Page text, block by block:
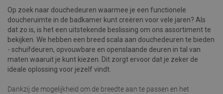
Op zoek naar douchedeuren waarmee je een functionele
doucheruimte in de badkamer kunt creëren voor vele jaren? Als
dat zo is, is het een uitstekende beslissing om ons assortiment te
bekijken. We hebben een breed scala aan douchedeuren te bieden
- schuifdeuren, opvouwbare en openslaande deuren in tal van
maten waaruit je kunt kiezen. Dit zorgt ervoor dat je zeker de
ideale oplossing voor jezelf vindt.
Dankzij de mogelijkheid om de breedte aan te passen en het